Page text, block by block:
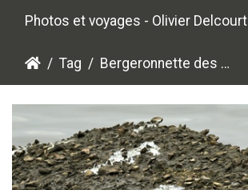
Photos et voyages - Olivier Delcourt
Tag Bergeronnette des ruisseaux